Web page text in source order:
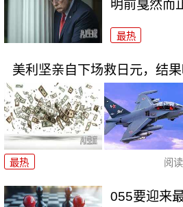
明前戛然而
最热
美利坚亲自下场救日元，结
最热 阅读
055要迎来